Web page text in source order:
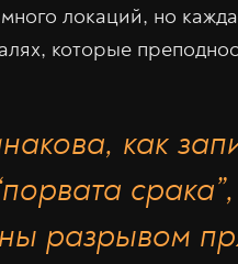
локаций, но
которые
как
разрывом